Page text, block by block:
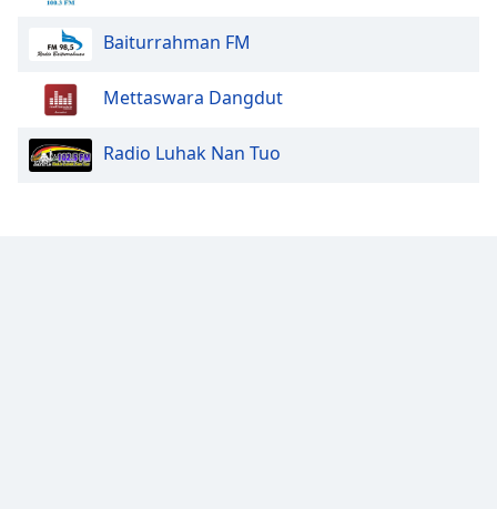
Baiturrahman FM
Mettaswara Dangdut
Radio Luhak Nan Tuo